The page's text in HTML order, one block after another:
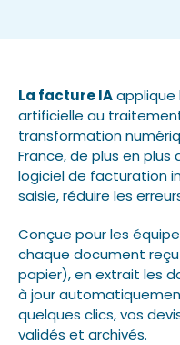
La facture IAapplique
artificielle au
transformation
France, de plus en
logiciel de facturation
saisie, réduire les
Conçue pour les
chaque document reçu
papier), en extrait les
à jour
quelques clics, vos
validés et archivés.